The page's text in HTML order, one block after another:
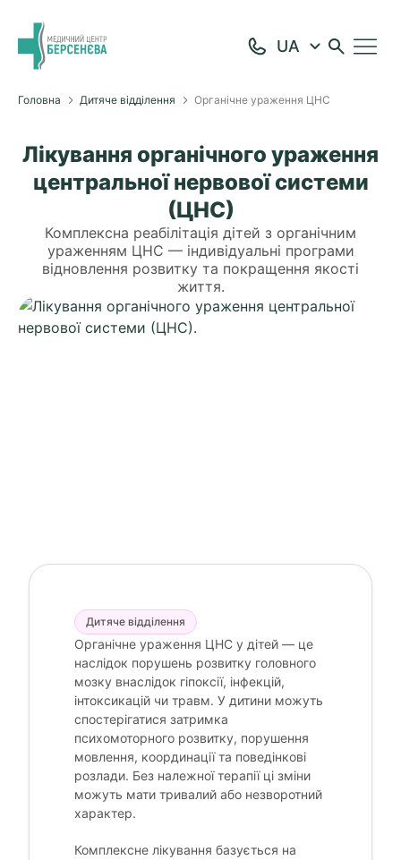
Головна Дитяче відділення Органічне ураження ЦНС
Лікування органічного ураження
центральної нервової системи
(ЦНС)
Комплексна реабілітація дітей з органічним
ураженням ЦНС — індивідуальні програми
відновлення розвитку та покращення якості
життя.
Дитяче відділення
Органічне ураження ЦНС у дітей — це
наслідок порушень розвитку головного
мозку внаслідок гіпоксії, інфекцій,
інтоксикацій чи травм. У дитини можуть
спостерігатися затримка
психомоторного розвитку, порушення
мовлення, координації та поведінкові
розлади. Без належної терапії ці зміни
можуть мати тривалий або незворотний
характер.
Комплексне лікування базується на